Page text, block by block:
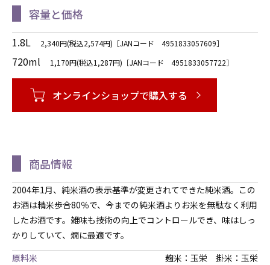
容量と価格
1.8L 2,340円(税込2,574円)［JANコード 4951833057609］
720ml 1,170円(税込1,287円)［JANコード 4951833057722］
オンラインショップで購入する
商品情報
2004年1月、純米酒の表示基準が変更されてできた純米酒。この
お酒は精米歩合80％で、今までの純米酒よりお米を無駄なく利用
したお酒です。雑味も技術の向上でコントロールでき、味はしっ
かりしていて、燗に最適です。
原料米
麹米：玉栄 掛米：玉栄